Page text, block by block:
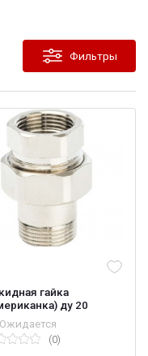
Фильтры
гайка
ду 20
Ожидается
(0)